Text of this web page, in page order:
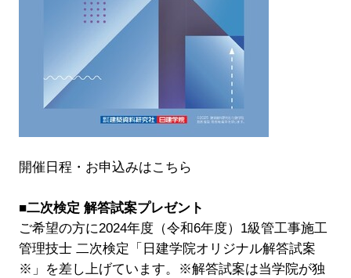
開催日程・お申込みはこちら
■二次検定 解答試案プレゼント
ご希望の方に2024年度（令和6年度）1級管工事施工
管理技士 二次検定「日建学院オリジナル解答試案
※」を差し上げています。※解答試案は当学院が独